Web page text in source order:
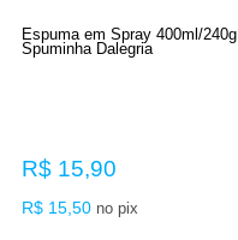
Espuma em Spray 400ml/240g
Spuminha Dalegria
R$ 15,90
R$ 15,50 no pix